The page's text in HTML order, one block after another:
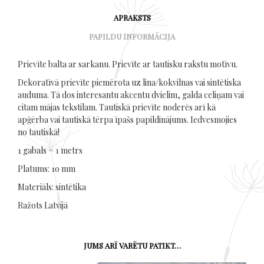
APRAKSTS
PAPILDU INFORMĀCIJA
Prievīte balta ar sarkanu. Prievīte ar tautisku rakstu motīvu.
Dekoratīvā prievīte piemērota uz lina/kokvilnas vai sintētiska
auduma. Tā dos interesantu akcentu dvielim, galda celiņam vai
citam mājas tekstilam. Tautiskā prievīte noderēs arī kā
apģērba vai tautiskā tērpa īpašs papildinājums. Iedvesmojies
no tautiskā!
1 gabals = 1 metrs
Platums: 1o mm
Materiāls: sintētika
Ražots Latvijā
JUMS ARĪ VARĒTU PATIKT…